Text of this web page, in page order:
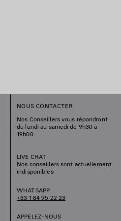
NOUS CONTACTER
Nos Conseillers vous répondront
du lundi au samedi de 9h30 à
19h00.
LIVE CHAT
Nos conseillers sont actuellement
indisponibles
WHATSAPP
+33 1 84 95 22 23
APPELEZ-NOUS